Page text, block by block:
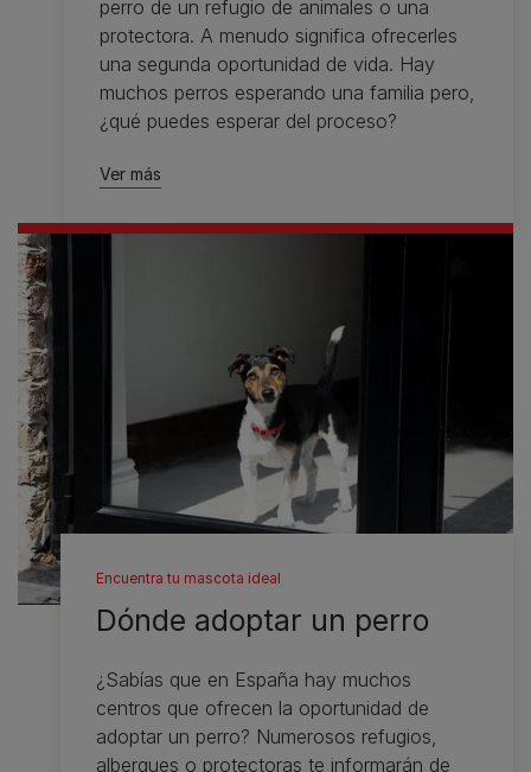
perro de un refugio de animales o una
protectora. A menudo significa ofrecerles
una segunda oportunidad de vida. Hay
muchos perros esperando una familia pero,
¿qué puedes esperar del proceso?
Ver más
Encuentra tu mascota ideal
Dónde adoptar un perro
¿Sabías que en España hay muchos
centros que ofrecen la oportunidad de
adoptar un perro? Numerosos refugios,
albergues o protectoras te informarán de